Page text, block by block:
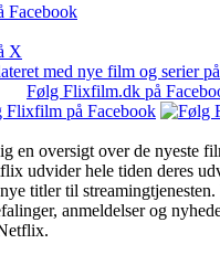
Facebook
X
med nye film og serier
Følg Flixfilm.dk på
en oversigt over de nyeste
udvider hele tiden deres
titler til
anmeldelser og